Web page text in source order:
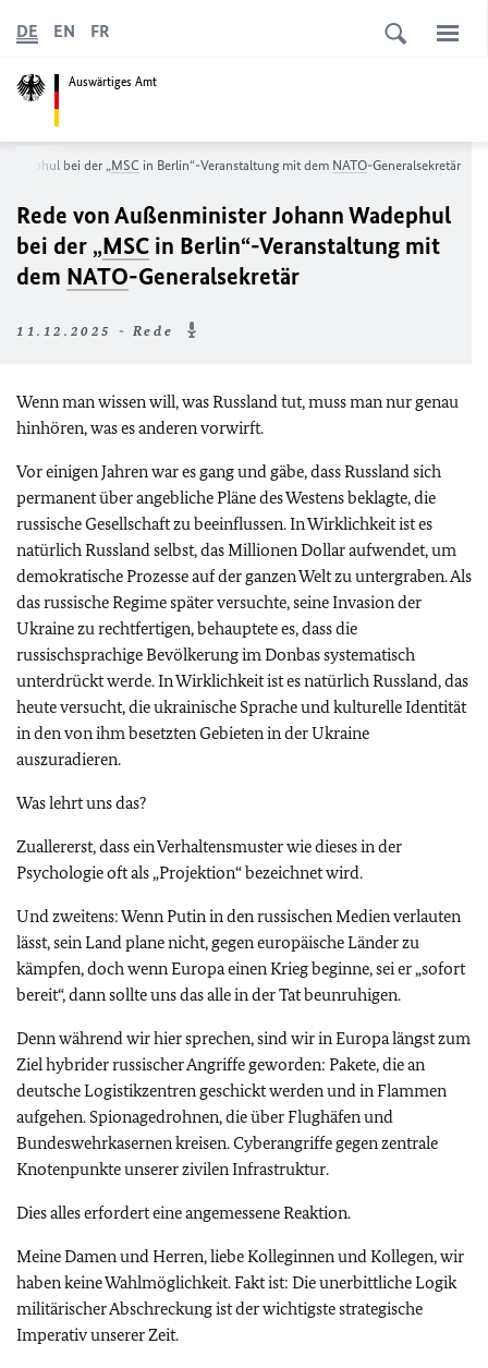
Auswärtiges Amt
DE EN FR
bei der „MSC in Berlin“-Veranstaltung mit dem NATO-Generalsekretär
Rede von Außenminister Johann Wadephul
bei der „MSC in Berlin“-Veranstaltung mit
dem NATO-Generalsekretär
11.12.2025 - Rede
Wenn man wissen will, was Russland tut, muss man nur genau
hinhören, was es anderen vorwirft.
Vor einigen Jahren war es gang und gäbe, dass Russland sich
permanent über angebliche Pläne des Westens beklagte, die
russische Gesellschaft zu beeinflussen. In Wirklichkeit ist es
natürlich Russland selbst, das Millionen Dollar aufwendet, um
demokratische Prozesse auf der ganzen Welt zu untergraben. Als
das russische Regime später versuchte, seine Invasion der
Ukraine zu rechtfertigen, behauptete es, dass die
russischsprachige Bevölkerung im Donbas systematisch
unterdrückt werde. In Wirklichkeit ist es natürlich Russland, das
heute versucht, die ukrainische Sprache und kulturelle Identität
in den von ihm besetzten Gebieten in der Ukraine
auszuradieren.
Was lehrt uns das?
Zuallererst, dass ein Verhaltensmuster wie dieses in der
Psychologie oft als „Projektion“ bezeichnet wird.
Und zweitens: Wenn Putin in den russischen Medien verlauten
lässt, sein Land plane nicht, gegen europäische Länder zu
kämpfen, doch wenn Europa einen Krieg beginne, sei er „sofort
bereit“, dann sollte uns das alle in der Tat beunruhigen.
Denn während wir hier sprechen, sind wir in Europa längst zum
Ziel hybrider russischer Angriffe geworden: Pakete, die an
deutsche Logistikzentren geschickt werden und in Flammen
aufgehen. Spionagedrohnen, die über Flughäfen und
Bundeswehrkasernen kreisen. Cyberangriffe gegen zentrale
Knotenpunkte unserer zivilen Infrastruktur.
Dies alles erfordert eine angemessene Reaktion.
Meine Damen und Herren, liebe Kolleginnen und Kollegen, wir
haben keine Wahlmöglichkeit. Fakt ist: Die unerbittliche Logik
militärischer Abschreckung ist der wichtigste strategische
Imperativ unserer Zeit.